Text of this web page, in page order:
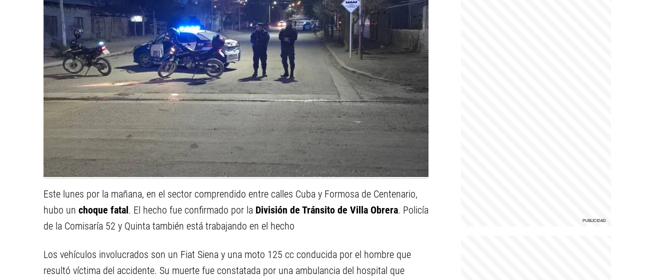
Este lunes por la mañana, en el sector comprendido entre calles Cuba y Formosa de Centenario,
hubo un choque fatal. El hecho fue confirmado por la División de Tránsito de Villa Obrera. Policía
de la Comisaría 52 y Quinta también está trabajando en el hecho
Los vehículos involucrados son un Fiat Siena y una moto 125 cc conducida por el hombre que
resultó víctima del accidente. Su muerte fue constatada por una ambulancia del hospital que